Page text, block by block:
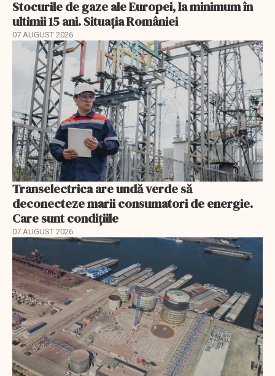
Stocurile de gaze ale Europei, la minimum în
ultimii 15 ani. Situația României
07 AUGUST 2026
Transelectrica are undă verde să
deconecteze marii consumatori de energie.
Care sunt condițiile
07 AUGUST 2026